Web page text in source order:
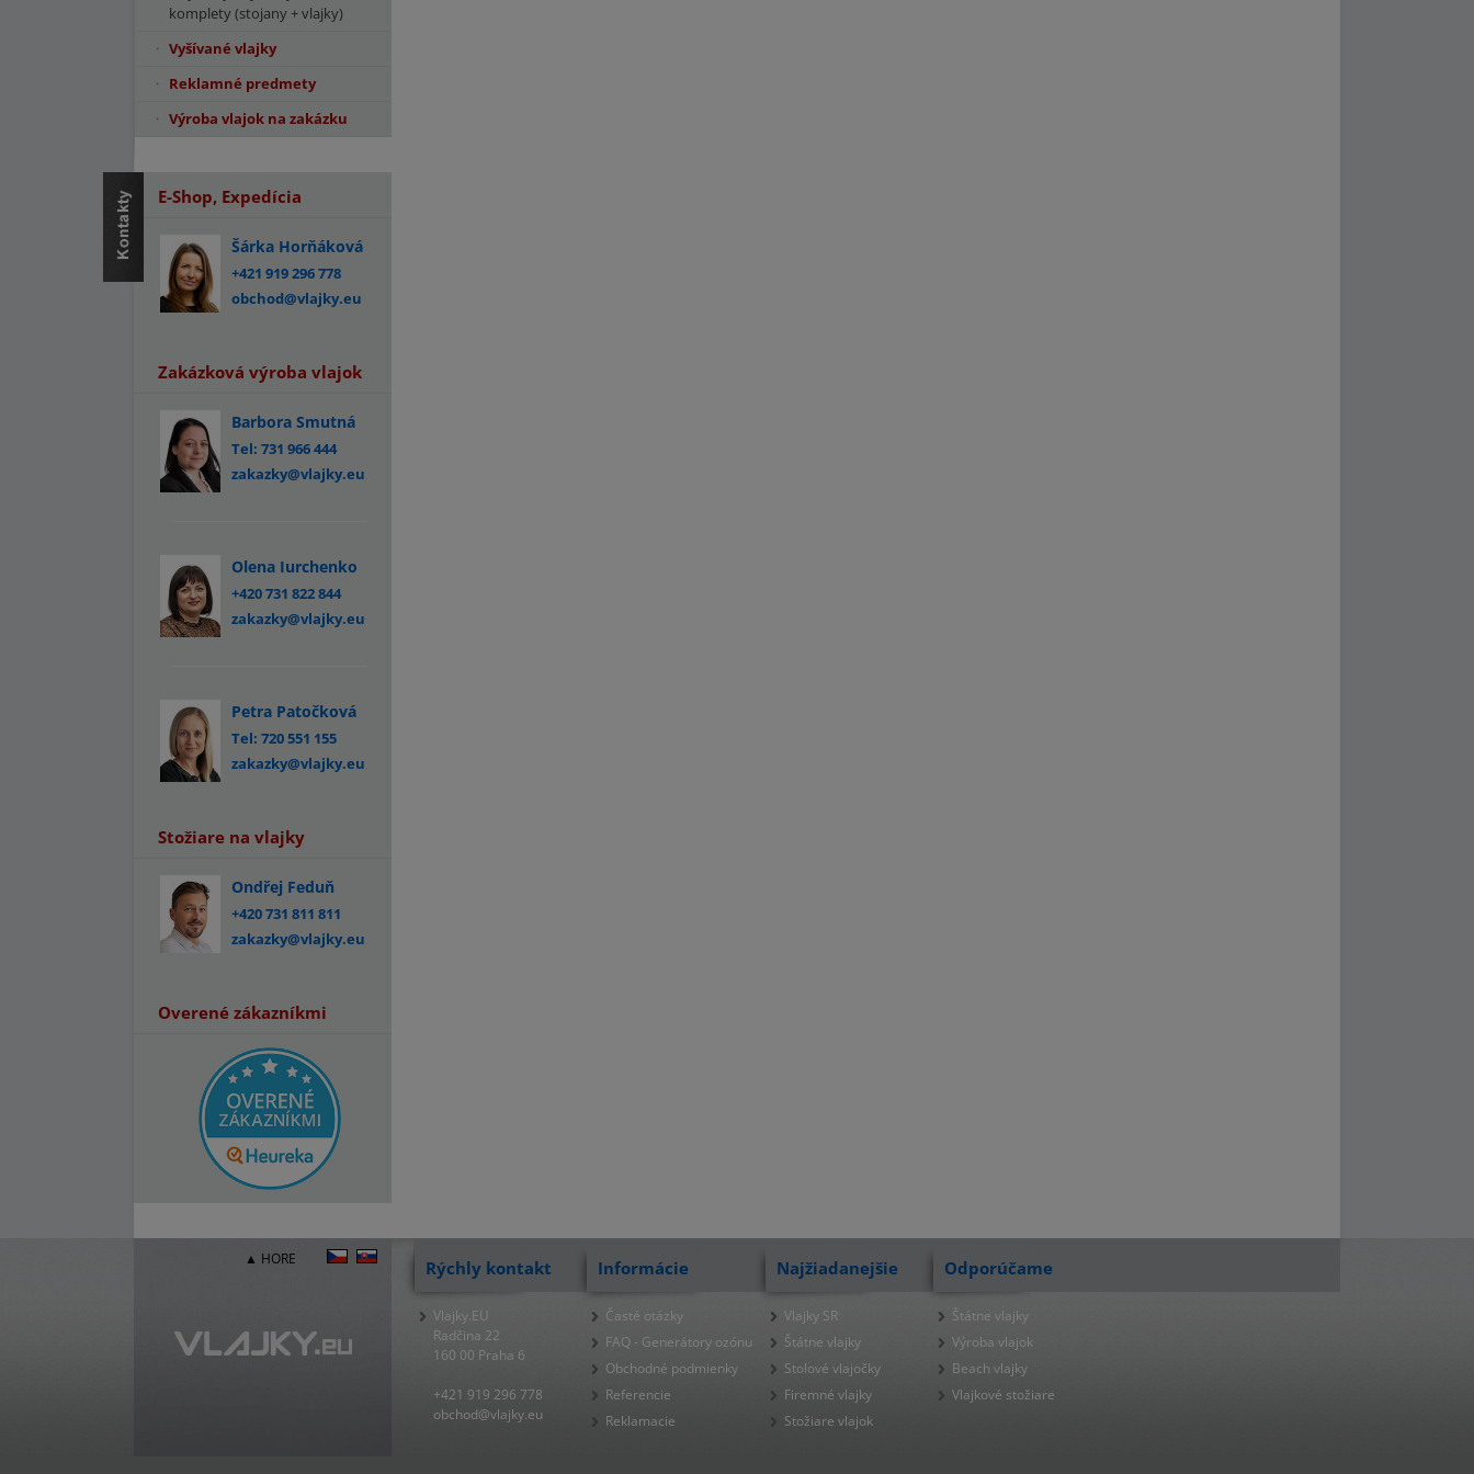
komplety (stojany + vlajky)
Vyšívané vlajky
Reklamné predmety
Výroba vlajok na zakázku
E-Shop, Expedícia
Šárka Horňáková
+421 919 296 778
obchod@vlajky.eu
Zakázková výroba vlajok
Barbora Smutná
Tel: 731 966 444
zakazky@vlajky.eu
Olena Iurchenko
+420 731 822 844
zakazky@vlajky.eu
Petra Patočková
Tel: 720 551 155
zakazky@vlajky.eu
Stožiare na vlajky
Ondřej Feduň
+420 731 811 811
zakazky@vlajky.eu
Overené zákazníkmi
▲ HORE Rýchly kontakt
Vlajky.EU
Radčina 22
160 00 Praha 6
+421 919 296 778
obchod@vlajky.eu
Informácie
Časté otázky
FAQ - Generátory ozónu
Obchodné podmienky
Referencie
Reklamacie
Najžiadanejšie
Vlajky SR
Štátne vlajky
Stolové vlajočky
Firemné vlajky
Stožiare vlajok
Odporúčame
Štátne vlajky
Výroba vlajok
Beach vlajky
Vlajkové stožiare